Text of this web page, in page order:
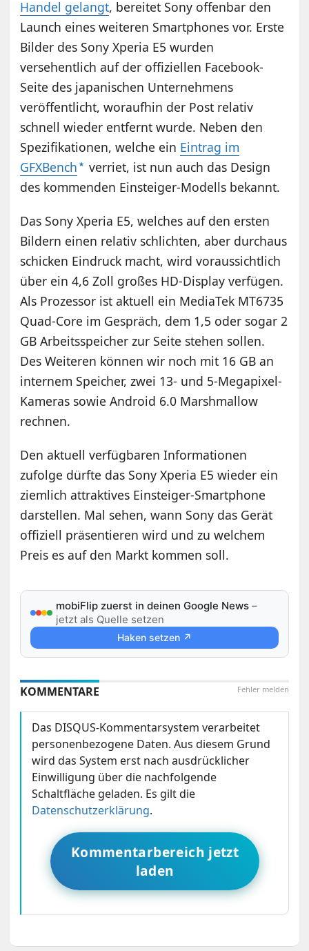
Handel gelangt, bereitet Sony offenbar den
Launch eines weiteren Smartphones vor. Erste
Bilder des Sony Xperia E5 wurden
versehentlich auf der offiziellen Facebook-
Seite des japanischen Unternehmens
veröffentlicht, woraufhin der Post relativ
schnell wieder entfernt wurde. Neben den
Spezifikationen, welche ein Eintrag im
GFXBench
verriet, ist nun auch das Design
des kommenden Einsteiger-Modells bekannt.
Das Sony Xperia E5, welches auf den ersten
Bildern einen relativ schlichten, aber durchaus
schicken Eindruck macht, wird voraussichtlich
über ein 4,6 Zoll großes HD-Display verfügen.
Als Prozessor ist aktuell ein MediaTek MT6735
Quad-Core im Gespräch, dem 1,5 oder sogar 2
GB Arbeitsspeicher zur Seite stehen sollen.
Des Weiteren können wir noch mit 16 GB an
internem Speicher, zwei 13- und 5-Megapixel-
Kameras sowie Android 6.0 Marshmallow
rechnen.
Den aktuell verfügbaren Informationen
zufolge dürfte das Sony Xperia E5 wieder ein
ziemlich attraktives Einsteiger-Smartphone
darstellen. Mal sehen, wann Sony das Gerät
offiziell präsentieren wird und zu welchem
Preis es auf den Markt kommen soll.
mobiFlip zuerst in deinen Google News –
jetzt als Quelle setzen
Haken setzen ↗
Fehler melden
KOMMENTARE
Das DISQUS-Kommentarsystem verarbeitet
personenbezogene Daten. Aus diesem Grund
wird das System erst nach ausdrücklicher
Einwilligung über die nachfolgende
Schaltfläche geladen. Es gilt die
Datenschutzerklärung.
Kommentarbereich jetzt
laden